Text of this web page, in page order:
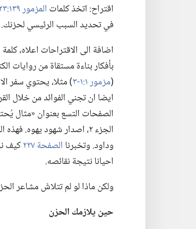
اقتراح:‏ اتخذ كلماتالمزمور ١٣٩:‏٢٣،‏ ٢٤
في تحديد السبب الرئيسي لحزنك.‏
اضافة الى الاقتراحات اعلاه،‏
بأفكار بناءة مستقاة من روايات
(‏مزمور ١:‏١-‏٣
‏)‏ مثلا،‏ يحتوي سفر
ايضا ان تجني الفوائد من خلال
الصفحات التسع بعنوان «مثال
الجزء ٢،‏ اصدار شهود
وداود.‏ وتخبرناالصفحة ٢٢٧
كيف
احيانا نتيجة نقائصه.‏
ولكن ماذا لو لم تتلاشَ مشاعر
حين يلازمك الحزن